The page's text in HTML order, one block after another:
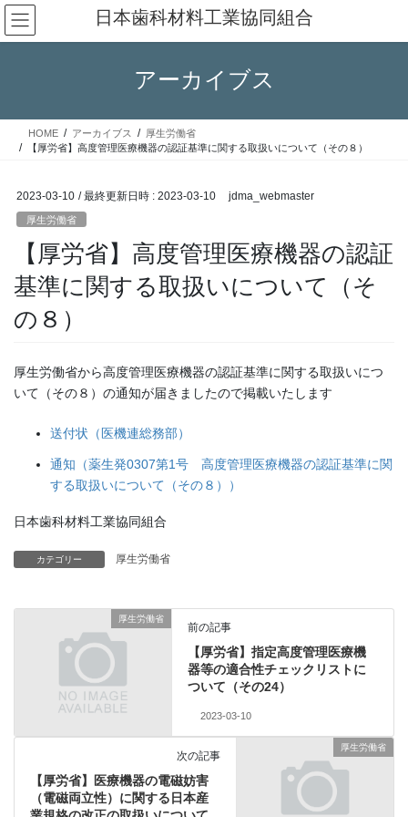
コ
ン
テ
ス
ナ
ビ
ゲ
ン
日本歯科材料工業協同組合
アーカイブス
HOME アーカイブス
厚生労働省
【厚労省】高度管理医療機器の認証基準に関する取扱いについて（その８）
2023-03-10 / 最終更新日時 : 2023-03-10 jdma_webmaster
厚生労働省
【厚労省】高度管理医療機器の認証
基準に関する取扱いについて（そ
の８）
厚生労働省から高度管理医療機器の認証基準に関する取扱いにつ
いて（その８）の通知が届きましたので掲載いたします
送付状（医機連総務部）
通知（薬生発0307第1号 高度管理医療機器の認証基準に関
する取扱いについて（その８））
日本歯科材料工業協同組合
カテゴリー 厚生労働省
厚生労働省
前の記事
【厚労省】指定高度管理医療機
器等の適合性チェックリストに
ついて（その24）
2023-03-10
厚生労働省
次の記事
【厚労省】医療機器の電磁妨害
（電磁両立性）に関する日本産